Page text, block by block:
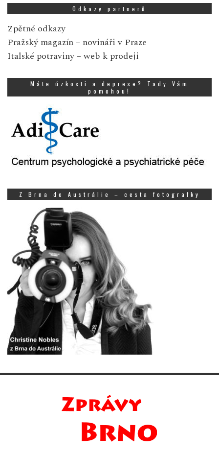
Odkazy partnerů
Zpětné odkazy
Pražský magazín – novináři v Praze
Italské potraviny – web k prodeji
Máte úzkosti a deprese? Tady Vám
pomohou!
Z Brna do Austrálie – cesta fotografky